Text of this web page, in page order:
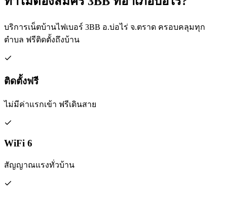
บริการเน็ตบ้านไฟเบอร์ 3BB อ.บ่อไร่ จ.ตราด ครอบคลุมทุก
ตำบล ฟรีติดตั้งถึงบ้าน
ติดตั้งฟรี
ไม่มีค่าแรกเข้า ฟรีเดินสาย
WiFi 6
สัญญาณแรงทั่วบ้าน